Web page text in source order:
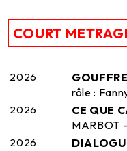
COURT
2026 GOUFFRE
rôle :
2026 CE QUE
MARBOT
2026